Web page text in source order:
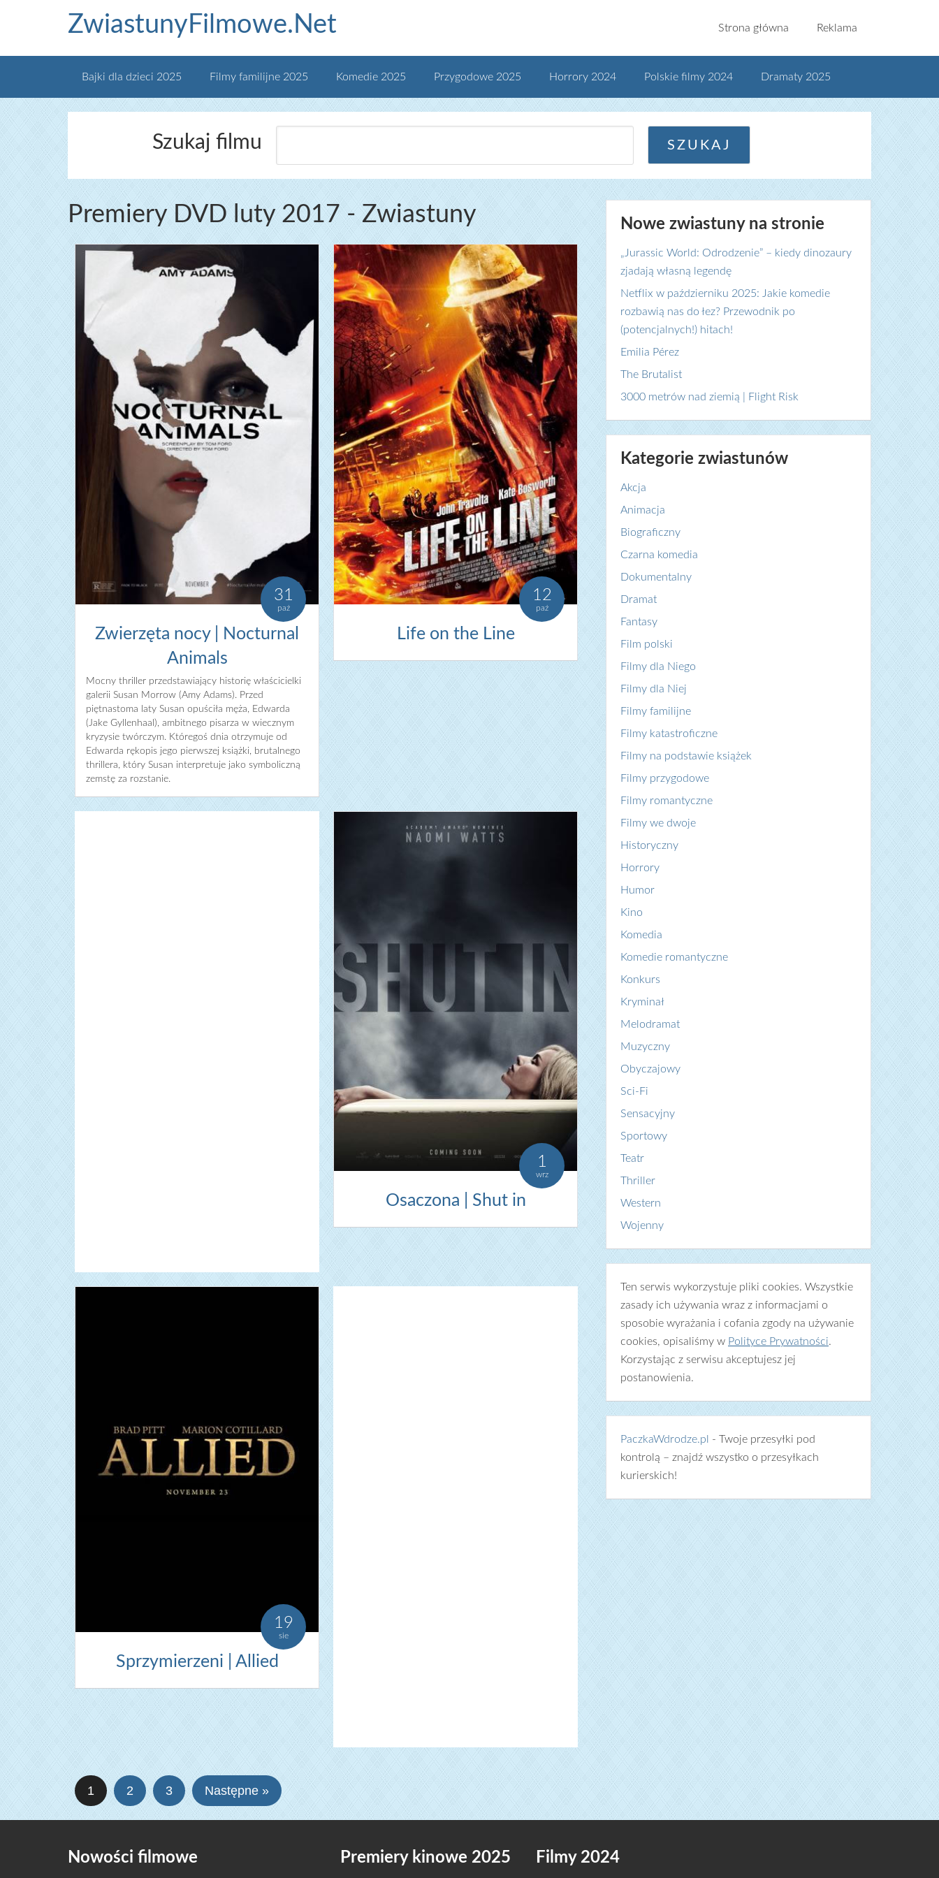
ZwiastunyFilmowe.Net Strona główna Reklama
Bajki dla dzieci 2025 Filmy familijne 2025 Komedie 2025 Przygodowe 2025 Horrory 2024 Polskie filmy 2024 Dramaty 2025
Szukaj filmu
Premiery DVD luty 2017 - Zwiastuny
31
paź
Zwierzęta nocy | Nocturnal
Animals
Mocny thriller przedstawiający historię właścicielki
galerii Susan Morrow (Amy Adams). Przed
piętnastoma laty Susan opuściła męża, Edwarda
(Jake Gyllenhaal), ambitnego pisarza w wiecznym
kryzysie twórczym. Któregoś dnia otrzymuje od
Edwarda rękopis jego pierwszej książki, brutalnego
thrillera, który Susan interpretuje jako symboliczną
zemstę za rozstanie.
12
paź
Life on the Line
1
wrz
Osaczona | Shut in
19
sie
Sprzymierzeni | Allied
1 2 3 Następne »
Nowe zwiastuny na stronie
„Jurassic World: Odrodzenie” – kiedy dinozaury
zjadają własną legendę
Netflix w październiku 2025: Jakie komedie
rozbawią nas do łez? Przewodnik po
(potencjalnych!) hitach!
Emilia Pérez
The Brutalist
3000 metrów nad ziemią | Flight Risk
Kategorie zwiastunów
Akcja
Animacja
Biograficzny
Czarna komedia
Dokumentalny
Dramat
Fantasy
Film polski
Filmy dla Niego
Filmy dla Niej
Filmy familijne
Filmy katastroficzne
Filmy na podstawie książek
Filmy przygodowe
Filmy romantyczne
Filmy we dwoje
Historyczny
Horrory
Humor
Kino
Komedia
Komedie romantyczne
Konkurs
Kryminał
Melodramat
Muzyczny
Obyczajowy
Sci-Fi
Sensacyjny
Sportowy
Teatr
Thriller
Western
Wojenny
Ten serwis wykorzystuje pliki cookies. Wszystkie
zasady ich używania wraz z informacjami o
sposobie wyrażania i cofania zgody na używanie
cookies, opisaliśmy w Polityce Prywatności.
Korzystając z serwisu akceptujesz jej
postanowienia.
PaczkaWdrodze.pl
- Twoje przesyłki pod
kontrolą – znajdź wszystko o przesyłkach
kurierskich!
Nowości filmowe Premiery kinowe 2025 Filmy 2024